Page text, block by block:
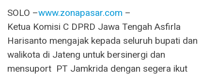
SOLO –www.zonapasar.com –
Ketua Komisi C DPRD Jawa Tengah Asfirla
Harisanto mengajak kepada seluruh bupati dan
walikota di Jateng untuk bersinergi dan
mensuport PT Jamkrida dengan segera ikut